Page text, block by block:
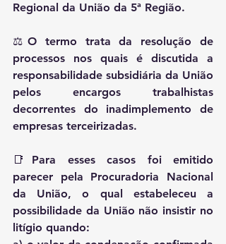
Regional da União da 5ª Região.
⚖️O termo trata da resolução de
processos nos quais é discutida a
responsabilidade subsidiária da União
pelos encargos trabalhistas
decorrentes do inadimplemento de
empresas terceirizadas.
📑Para esses casos foi emitido
parecer pela Procuradoria Nacional
da União, o qual estabeleceu a
possibilidade da União não insistir no
litígio quando: